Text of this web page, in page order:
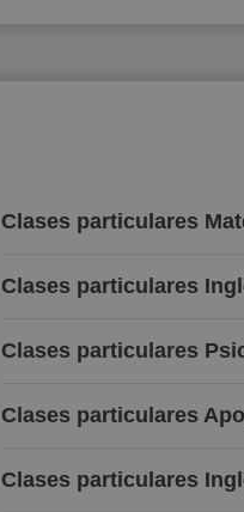
Clases particulares
Clases particulares
Clases particulares
Clases particulares
Clases particulares